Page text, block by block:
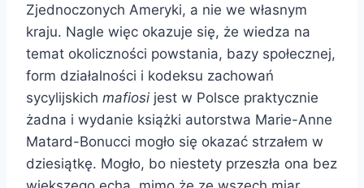
Zjednoczonych Ameryki, a nie we własnym
kraju. Nagle więc okazuje się, że wiedza na
temat okoliczności powstania, bazy społecznej,
form działalności i kodeksu zachowań
sycylijskich mafiosi jest w Polsce praktycznie
żadna i wydanie książki autorstwa Marie-Anne
Matard-Bonucci mogło się okazać strzałem w
dziesiątkę. Mogło, bo niestety przeszła ona bez